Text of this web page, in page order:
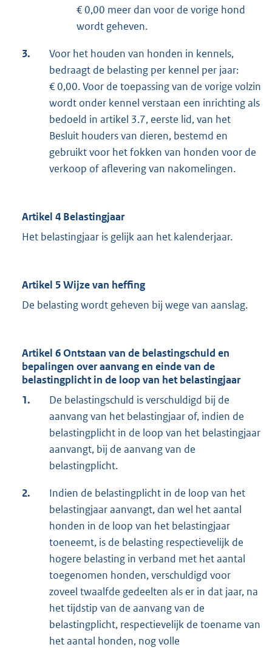
€ 0,00 meer dan voor de vorige hond
wordt geheven.
3.
Voor het houden van honden in kennels,
bedraagt de belasting per kennel per jaar:
€ 0,00. Voor de toepassing van de vorige volzin
wordt onder kennel verstaan een inrichting als
bedoeld in artikel 3.7, eerste lid, van het
Besluit houders van dieren, bestemd en
gebruikt voor het fokken van honden voor de
verkoop of aflevering van nakomelingen.
Artikel 4 Belastingjaar
Het belastingjaar is gelijk aan het kalenderjaar.
Artikel 5 Wijze van heffing
De belasting wordt geheven bij wege van aanslag.
Artikel 6 Ontstaan van de belastingschuld en
bepalingen over aanvang en einde van de
belastingplicht in de loop van het belastingjaar
1.
De belastingschuld is verschuldigd bij de
aanvang van het belastingjaar of, indien de
belastingplicht in de loop van het belastingjaar
aanvangt, bij de aanvang van de
belastingplicht.
2.
Indien de belastingplicht in de loop van het
belastingjaar aanvangt, dan wel het aantal
honden in de loop van het belastingjaar
toeneemt, is de belasting respectievelijk de
hogere belasting in verband met het aantal
toegenomen honden, verschuldigd voor
zoveel twaalfde gedeelten als er in dat jaar, na
het tijdstip van de aanvang van de
belastingplicht, respectievelijk de toename van
het aantal honden, nog volle